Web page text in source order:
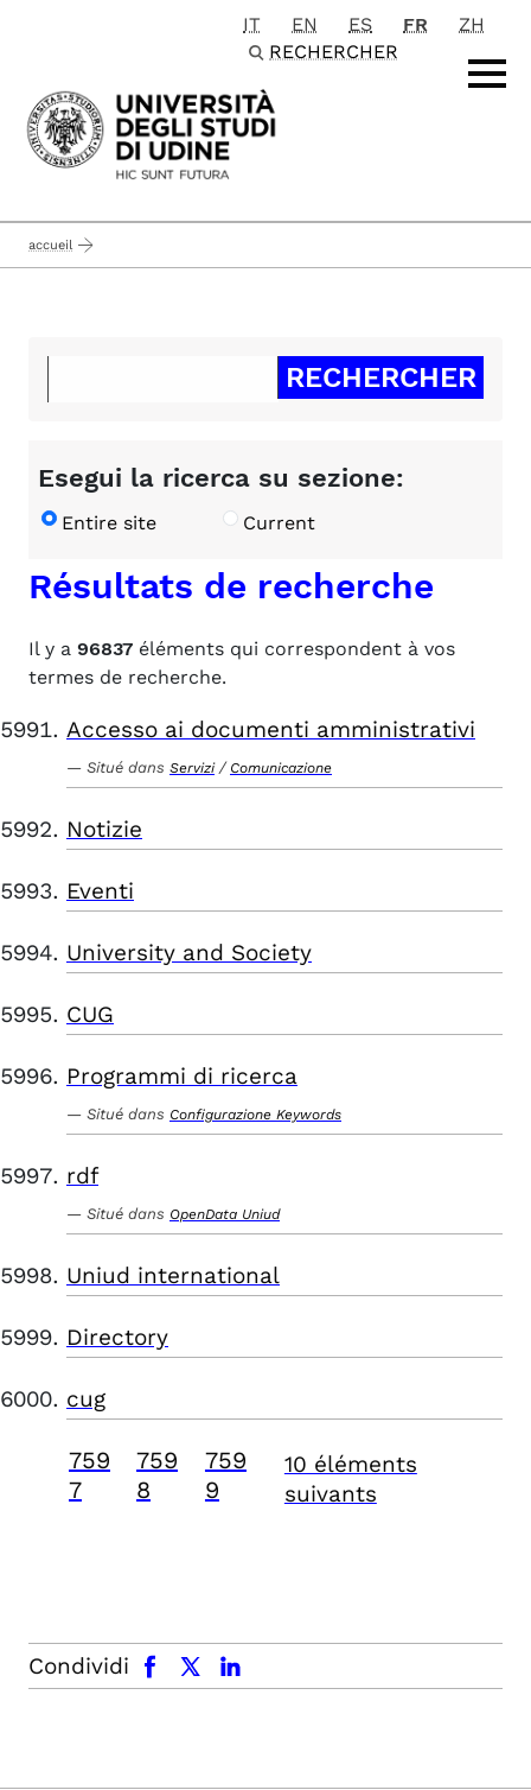
Passa al contenuto principale
IT EN ES FR
ZH
RECHERCHER
accueil
Esegui la ricerca su sezione:
Entire site Current
Résultats de recherche
Il y a 96837 éléments qui correspondent à vos
termes de recherche.
Accesso ai documenti amministrativi
Situé dans Servizi / Comunicazione
Notizie
Eventi
University and Society
CUG
Programmi di ricerca
Situé dans Configurazione Keywords
rdf
Situé dans OpenData Uniud
Uniud international
Directory
cug
759
7
759
8
759
9
10 éléments
suivants
Condividi
facebook x.com linkedin